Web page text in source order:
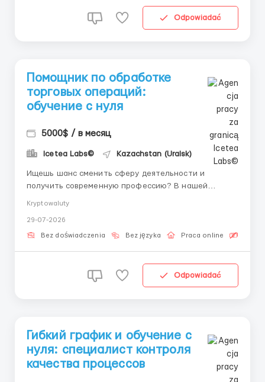
Odpowiadać
Помощник по обработке
торговых операций:
обучение с нуля
5000$ / в месяц
Icetea Labs© Kazachstan (Uralsk)
Ищешь шанс сменить сферу деятельности и
получить современную профессию? В нашей
👤 Наш HR-менеджер в Telegram:
@aleksandr_barabashov Icetea Labs строит
Kryptowaluty
29-07-2026
Bez doświadczenia Bez języka Praca online
Odpowiadać
Гибкий график и обучение с
нуля: специалист контроля
качества процессов